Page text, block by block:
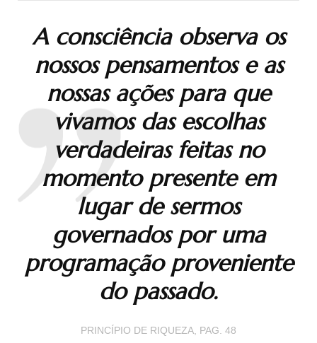
A consciência observa os
nossos pensamentos e as
nossas ações para que
vivamos das escolhas
verdadeiras feitas no
momento presente em
lugar de sermos
governados por uma
programação proveniente
do passado.
PRINCÍPIO DE RIQUEZA, PAG. 48